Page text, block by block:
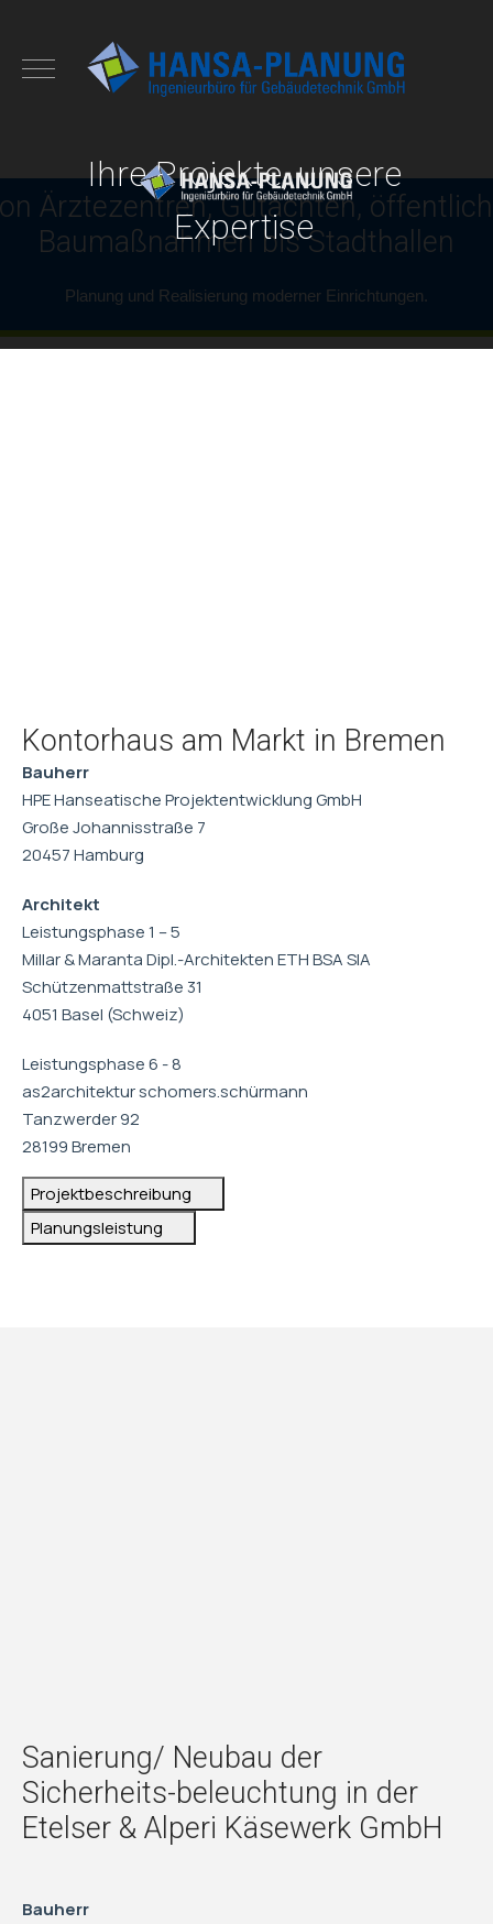
Ihre Projekte, unsere
Expertise
Ärztezentren, Gutachten,
Baumaßnahmen bis Stadthallen
Planung und Realisierung moderner Einrichtungen.
Kontorhaus am Markt in Bremen
Bauherr
HPE Hanseatische Projektentwicklung GmbH
Große Johannisstraße 7
20457 Hamburg
Architekt
Leistungsphase 1 – 5
Millar & Maranta Dipl.-Architekten ETH BSA SIA
Schützenmattstraße 31
4051 Basel (Schweiz)
Leistungsphase 6 - 8
as2architektur schomers.schürmann
Tanzwerder 92
28199 Bremen
Projektbeschreibung
Planungsleistung
Sanierung/ Neubau der
Sicherheits-beleuchtung in der
Etelser & Alperi Käsewerk GmbH
Bauherr